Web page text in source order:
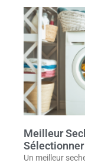
Meilleur
Sélectionner
Un meilleur